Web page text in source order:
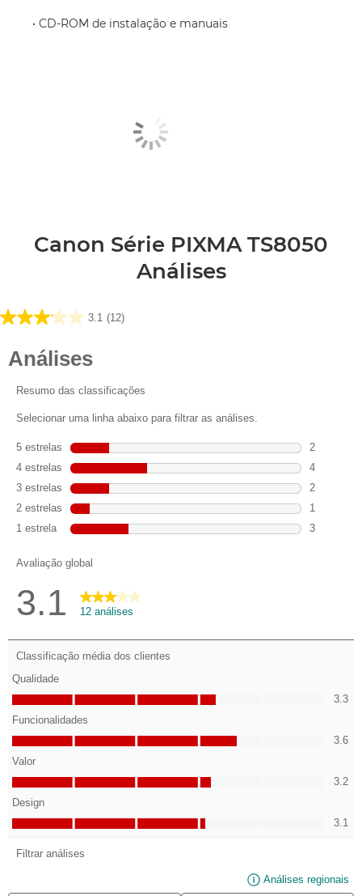
• CD-ROM de instalação e manuais
Canon Série PIXMA TS8050
Análises
3.1 (12)
3.1